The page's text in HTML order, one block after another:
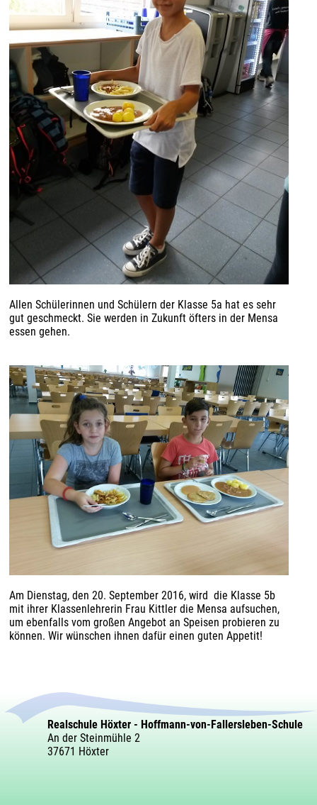
Allen Schülerinnen und Schülern der Klasse 5a hat es sehr
gut geschmeckt. Sie werden in Zukunft öfters in der Mensa
essen gehen.
Am Dienstag, den 20. September 2016, wird die Klasse 5b
mit ihrer Klassenlehrerin Frau Kittler die Mensa aufsuchen,
um ebenfalls vom großen Angebot an Speisen probieren zu
können. Wir wünschen ihnen dafür einen guten Appetit!
Realschule Höxter - Hoffmann-von-Fallersleben-Schule
An der Steinmühle 2
37671 Höxter